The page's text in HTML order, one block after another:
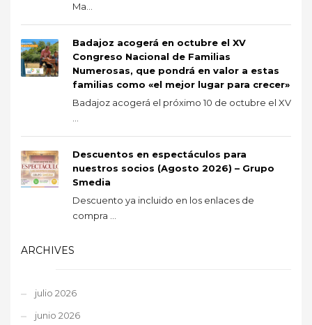
Ma...
Badajoz acogerá en octubre el XV
Congreso Nacional de Familias
Numerosas, que pondrá en valor a estas
familias como «el mejor lugar para crecer»
Badajoz acogerá el próximo 10 de octubre el XV
...
Descuentos en espectáculos para
nuestros socios (Agosto 2026) – Grupo
Smedia
Descuento ya incluido en los enlaces de
compra ...
ARCHIVES
julio 2026
junio 2026